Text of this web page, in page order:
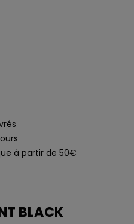
à partir de 50€
BLACK